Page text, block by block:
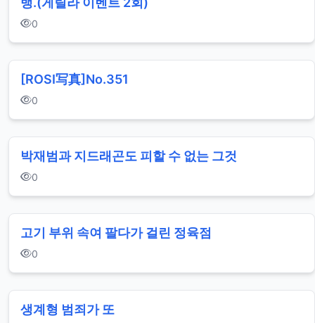
0
[ROSI写真]No.351
0
박재범과 지드래곤도 피할 수 없는 그것
0
고기 부위 속여 팔다가 걸린 정육점
0
생계형 범죄가 또